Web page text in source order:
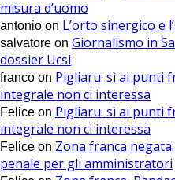
misura d’uomo
antonio on L’orto sinergico e
salvatore on Giornalismo in
dossier Ucsi
franco on Pigliaru: sì ai punti
integrale non ci interessa
Felice on Pigliaru: sì ai punti
integrale non ci interessa
Felice on Zona franca
penale per gli amministratori